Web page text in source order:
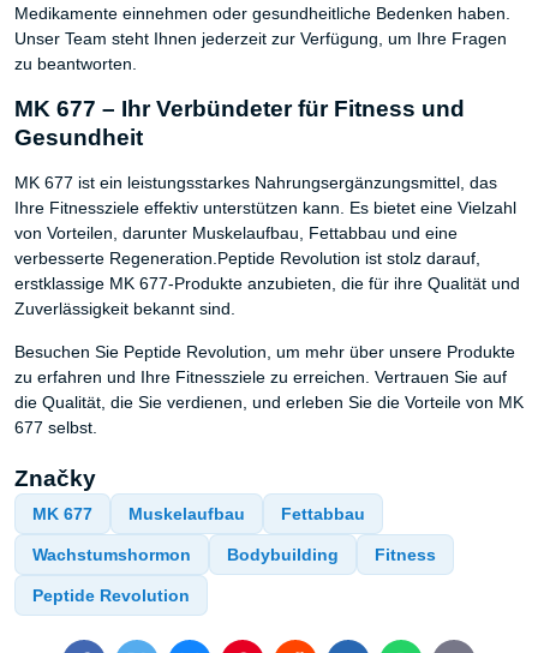
Medikamente einnehmen oder gesundheitliche Bedenken haben.
Unser Team steht Ihnen jederzeit zur Verfügung, um Ihre Fragen
zu beantworten.
MK 677 – Ihr Verbündeter für Fitness und
Gesundheit
MK 677 ist ein leistungsstarkes Nahrungsergänzungsmittel, das
Ihre Fitnessziele effektiv unterstützen kann. Es bietet eine Vielzahl
von Vorteilen, darunter Muskelaufbau, Fettabbau und eine
verbesserte Regeneration.Peptide Revolution ist stolz darauf,
erstklassige MK 677-Produkte anzubieten, die für ihre Qualität und
Zuverlässigkeit bekannt sind.
Besuchen Sie Peptide Revolution, um mehr über unsere Produkte
zu erfahren und Ihre Fitnessziele zu erreichen. Vertrauen Sie auf
die Qualität, die Sie verdienen, und erleben Sie die Vorteile von MK
677 selbst.
Značky
MK 677 Muskelaufbau Fettabbau
Wachstumshormon Bodybuilding Fitness
Peptide Revolution